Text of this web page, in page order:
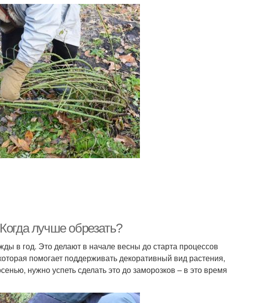
лучше обрезать?
в год. Это делают в начале весны до старта процессов
помогает поддерживать декоративный вид растения,
нужно успеть сделать это до заморозков – в это время